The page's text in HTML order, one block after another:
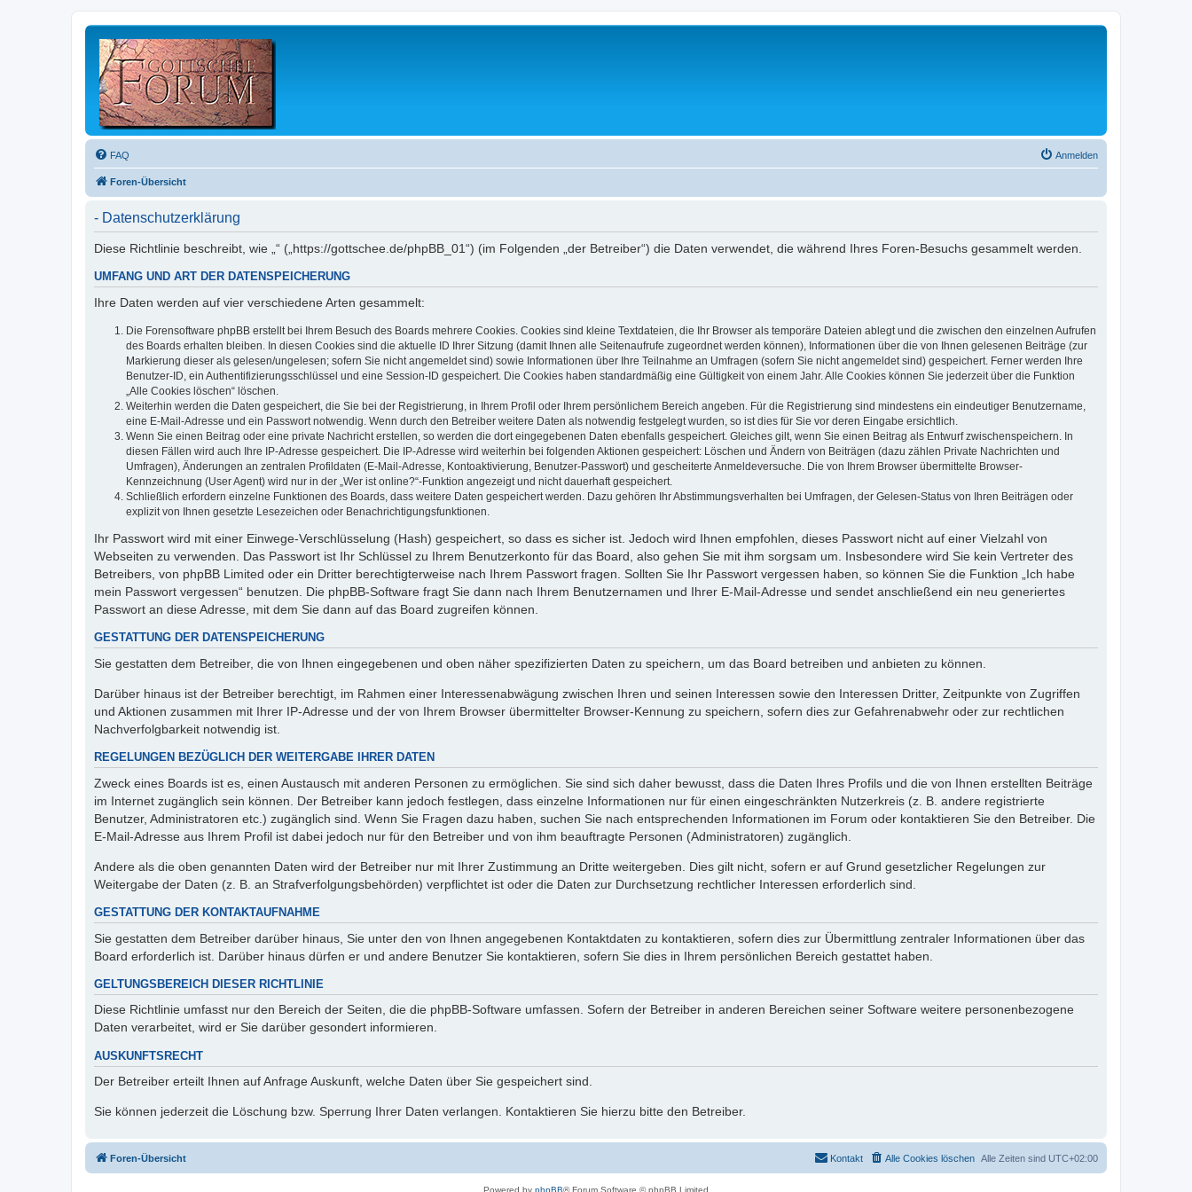
FAQ Anmelden
Foren-Übersicht
- Datenschutzerklärung
Diese Richtlinie beschreibt, wie „“ („https://gottschee.de/phpBB_01“) (im Folgenden „der Betreiber“) die Daten verwendet, die während Ihres Foren-Besuchs gesammelt werden.
UMFANG UND ART DER DATENSPEICHERUNG
Ihre Daten werden auf vier verschiedene Arten gesammelt:
Die Forensoftware phpBB erstellt bei Ihrem Besuch des Boards mehrere Cookies. Cookies sind kleine Textdateien, die Ihr Browser als temporäre Dateien ablegt und die zwischen den einzelnen Aufrufen
des Boards erhalten bleiben. In diesen Cookies sind die aktuelle ID Ihrer Sitzung (damit Ihnen alle Seitenaufrufe zugeordnet werden können), Informationen über die von Ihnen gelesenen Beiträge (zur
Markierung dieser als gelesen/ungelesen; sofern Sie nicht angemeldet sind) sowie Informationen über Ihre Teilnahme an Umfragen (sofern Sie nicht angemeldet sind) gespeichert. Ferner werden Ihre
Benutzer-ID, ein Authentifizierungsschlüssel und eine Session-ID gespeichert. Die Cookies haben standardmäßig eine Gültigkeit von einem Jahr. Alle Cookies können Sie jederzeit über die Funktion
„Alle Cookies löschen“ löschen.
Weiterhin werden die Daten gespeichert, die Sie bei der Registrierung, in Ihrem Profil oder Ihrem persönlichem Bereich angeben. Für die Registrierung sind mindestens ein eindeutiger Benutzername,
eine E-Mail-Adresse und ein Passwort notwendig. Wenn durch den Betreiber weitere Daten als notwendig festgelegt wurden, so ist dies für Sie vor deren Eingabe ersichtlich.
Wenn Sie einen Beitrag oder eine private Nachricht erstellen, so werden die dort eingegebenen Daten ebenfalls gespeichert. Gleiches gilt, wenn Sie einen Beitrag als Entwurf zwischenspeichern. In
diesen Fällen wird auch Ihre IP-Adresse gespeichert. Die IP-Adresse wird weiterhin bei folgenden Aktionen gespeichert: Löschen und Ändern von Beiträgen (dazu zählen Private Nachrichten und
Umfragen), Änderungen an zentralen Profildaten (E-Mail-Adresse, Kontoaktivierung, Benutzer-Passwort) und gescheiterte Anmeldeversuche. Die von Ihrem Browser übermittelte Browser-
Kennzeichnung (User Agent) wird nur in der „Wer ist online?“-Funktion angezeigt und nicht dauerhaft gespeichert.
Schließlich erfordern einzelne Funktionen des Boards, dass weitere Daten gespeichert werden. Dazu gehören Ihr Abstimmungsverhalten bei Umfragen, der Gelesen-Status von Ihren Beiträgen oder
explizit von Ihnen gesetzte Lesezeichen oder Benachrichtigungsfunktionen.
Ihr Passwort wird mit einer Einwege-Verschlüsselung (Hash) gespeichert, so dass es sicher ist. Jedoch wird Ihnen empfohlen, dieses Passwort nicht auf einer Vielzahl von
Webseiten zu verwenden. Das Passwort ist Ihr Schlüssel zu Ihrem Benutzerkonto für das Board, also gehen Sie mit ihm sorgsam um. Insbesondere wird Sie kein Vertreter des
Betreibers, von phpBB Limited oder ein Dritter berechtigterweise nach Ihrem Passwort fragen. Sollten Sie Ihr Passwort vergessen haben, so können Sie die Funktion „Ich habe
mein Passwort vergessen“ benutzen. Die phpBB-Software fragt Sie dann nach Ihrem Benutzernamen und Ihrer E-Mail-Adresse und sendet anschließend ein neu generiertes
Passwort an diese Adresse, mit dem Sie dann auf das Board zugreifen können.
GESTATTUNG DER DATENSPEICHERUNG
Sie gestatten dem Betreiber, die von Ihnen eingegebenen und oben näher spezifizierten Daten zu speichern, um das Board betreiben und anbieten zu können.
Darüber hinaus ist der Betreiber berechtigt, im Rahmen einer Interessenabwägung zwischen Ihren und seinen Interessen sowie den Interessen Dritter, Zeitpunkte von Zugriffen
und Aktionen zusammen mit Ihrer IP-Adresse und der von Ihrem Browser übermittelter Browser-Kennung zu speichern, sofern dies zur Gefahrenabwehr oder zur rechtlichen
Nachverfolgbarkeit notwendig ist.
REGELUNGEN BEZÜGLICH DER WEITERGABE IHRER DATEN
Zweck eines Boards ist es, einen Austausch mit anderen Personen zu ermöglichen. Sie sind sich daher bewusst, dass die Daten Ihres Profils und die von Ihnen erstellten Beiträge
im Internet zugänglich sein können. Der Betreiber kann jedoch festlegen, dass einzelne Informationen nur für einen eingeschränkten Nutzerkreis (z. B. andere registrierte
Benutzer, Administratoren etc.) zugänglich sind. Wenn Sie Fragen dazu haben, suchen Sie nach entsprechenden Informationen im Forum oder kontaktieren Sie den Betreiber. Die
E-Mail-Adresse aus Ihrem Profil ist dabei jedoch nur für den Betreiber und von ihm beauftragte Personen (Administratoren) zugänglich.
Andere als die oben genannten Daten wird der Betreiber nur mit Ihrer Zustimmung an Dritte weitergeben. Dies gilt nicht, sofern er auf Grund gesetzlicher Regelungen zur
Weitergabe der Daten (z. B. an Strafverfolgungsbehörden) verpflichtet ist oder die Daten zur Durchsetzung rechtlicher Interessen erforderlich sind.
GESTATTUNG DER KONTAKTAUFNAHME
Sie gestatten dem Betreiber darüber hinaus, Sie unter den von Ihnen angegebenen Kontaktdaten zu kontaktieren, sofern dies zur Übermittlung zentraler Informationen über das
Board erforderlich ist. Darüber hinaus dürfen er und andere Benutzer Sie kontaktieren, sofern Sie dies in Ihrem persönlichen Bereich gestattet haben.
GELTUNGSBEREICH DIESER RICHTLINIE
Diese Richtlinie umfasst nur den Bereich der Seiten, die die phpBB-Software umfassen. Sofern der Betreiber in anderen Bereichen seiner Software weitere personenbezogene
Daten verarbeitet, wird er Sie darüber gesondert informieren.
AUSKUNFTSRECHT
Der Betreiber erteilt Ihnen auf Anfrage Auskunft, welche Daten über Sie gespeichert sind.
Sie können jederzeit die Löschung bzw. Sperrung Ihrer Daten verlangen. Kontaktieren Sie hierzu bitte den Betreiber.
Foren-Übersicht Alle Zeiten sind UTC+02:00
Alle Cookies löschen
Kontakt
Powered by phpBB® Forum Software © phpBB Limited